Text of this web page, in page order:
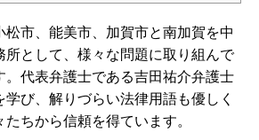
松市、能美市、加賀市と南加賀を中
所として、様々な問題に取り組んで
。代表弁護士である吉田祐介弁護士
び、解りづらい法律用語も優しく
ちから信頼を得ています。